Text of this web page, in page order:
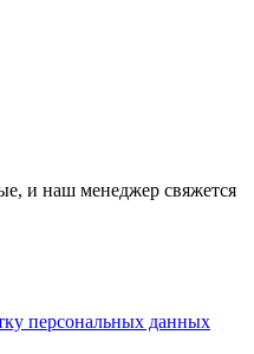
и наш менеджер свяжется
персональных данных